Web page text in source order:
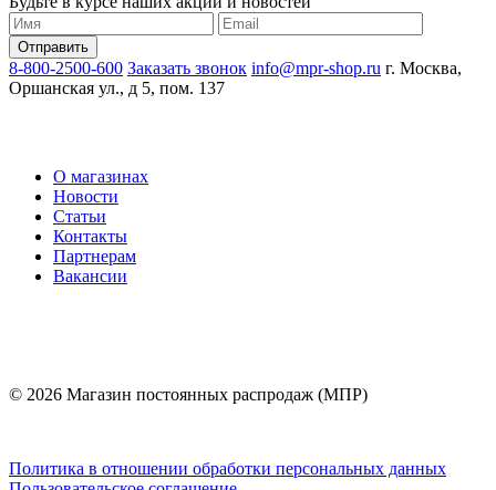
8-800-2500-600 Заказать звонок info@mpr-shop.ru г. Москва,
Оршанская ул., д 5, пом. 137
О магазинах
Новости
Статьи
Контакты
Партнерам
Вакансии
© 2026 Магазин постоянных распродаж (МПР)
Политика в отношении обработки персональных данных